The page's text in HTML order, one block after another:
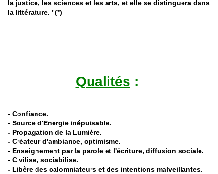
la justice, les sciences et les arts, et elle se distinguera dans
la littérature. "(*)
Qualités :
- Confiance.
- Source d'Energie inépuisable.
- Propagation de la Lumière.
- Créateur d'ambiance, optimisme.
- Enseignement par la parole et l'écriture, diffusion sociale.
- Civilise, sociabilise.
- Libère des calomniateurs et des intentions malveillantes.